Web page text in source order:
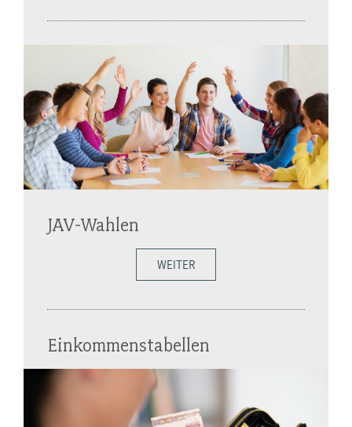
JAV-Wahlen
WEITER
Einkommenstabellen